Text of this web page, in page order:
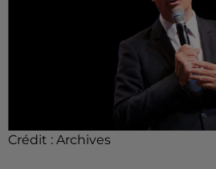
Crédit : Archives